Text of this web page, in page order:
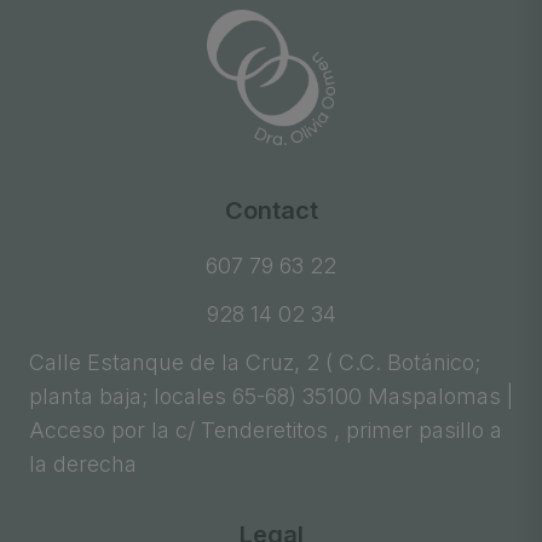
Contact
607 79 63 22
928 14 02 34
Calle Estanque de la Cruz, 2 ( C.C. Botánico;
planta baja; locales 65-68) 35100 Maspalomas |
Acceso por la c/ Tenderetitos , primer pasillo a
la derecha
Legal